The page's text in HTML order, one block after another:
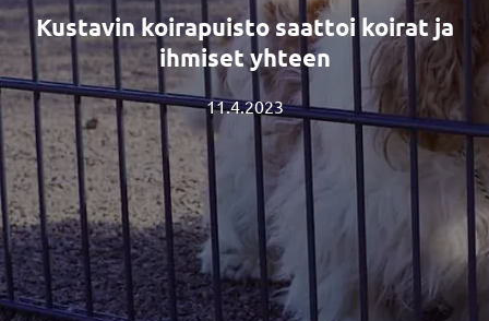
Kustavin koirapuisto saattoi koirat ja
ihmiset yhteen
11.4.2023